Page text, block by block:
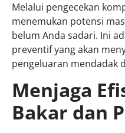
Melalui pengecekan
menemukan potensi
belum Anda sadari. Ini
preventif yang akan
pengeluaran mendadak
Menjaga
Bakar dan